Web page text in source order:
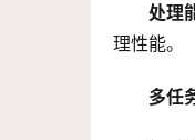
处理
理性能。
多任